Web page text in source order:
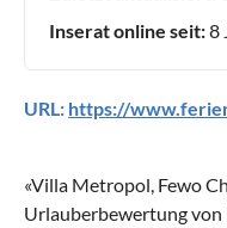
Inserat online seit:8
URL: https://
«Villa Metropol, Fewo
Urlauberbewertung von